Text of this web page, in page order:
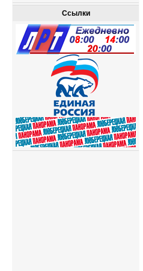
Ссылки